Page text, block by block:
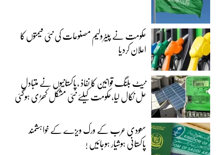
حکومت نے پیٹرولیم مصنوعات کی نئی قیمتوں کا
اعلان کردیا
نیٹ بلنگ قوانین کا نفاذ ،پاکستانیوں نے متبادل
حل نکال لیا،حکومت کیلئے نئی مشکل کھڑی ہوگئی
سعودی عرب کے ورک ویزے کے خواہشمند
پاکستانی ہوشیار ہوجائیں !